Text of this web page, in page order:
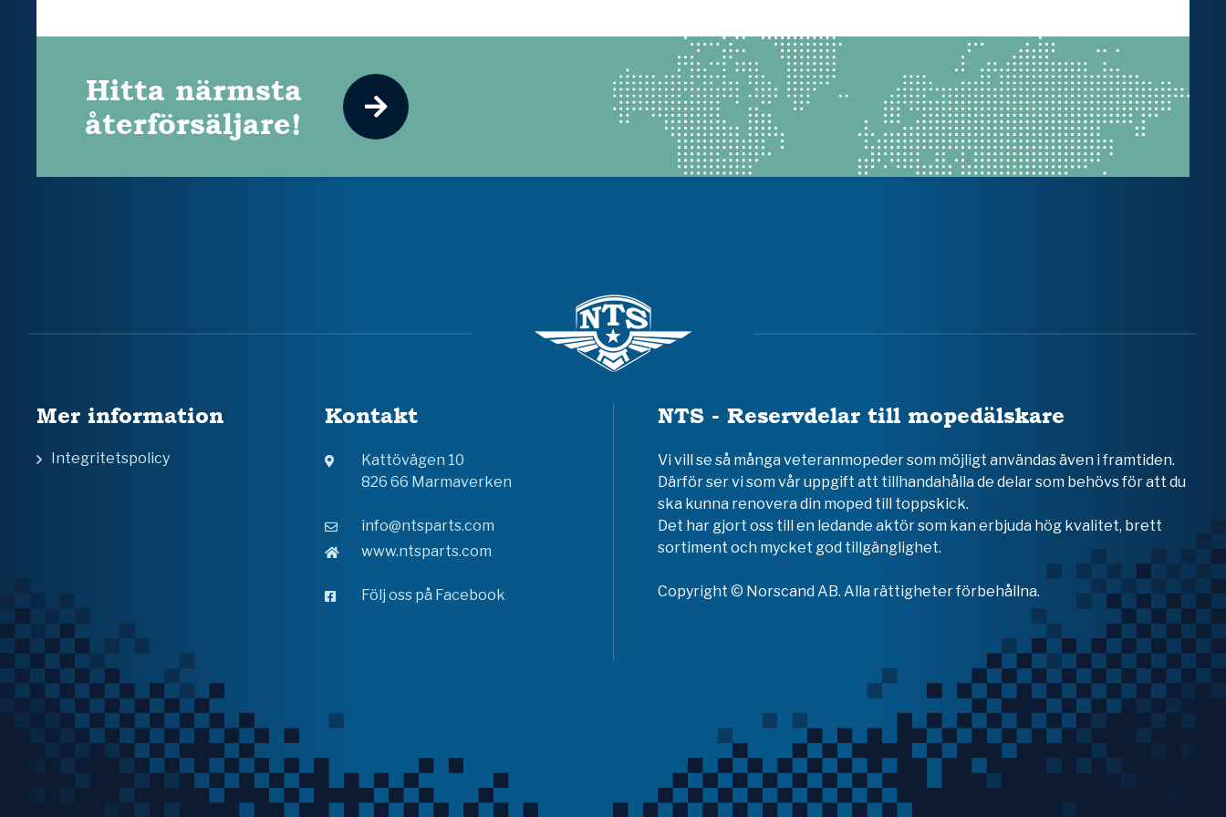
Hitta närmsta
återförsäljare!
Mer information
Integritetspolicy
Kontakt
Kattövägen 10
826 66 Marmaverken
info@ntsparts.com
www.ntsparts.com
Följ oss på Facebook
NTS - Reservdelar till mopedälskare
Vi vill se så många veteranmopeder som möjligt användas även i framtiden.
Därför ser vi som vår uppgift att tillhandahålla de delar som behövs för att du
ska kunna renovera din moped till toppskick.
Det har gjort oss till en ledande aktör som kan erbjuda hög kvalitet, brett
sortiment och mycket god tillgänglighet.
Copyright © Norscand AB. Alla rättigheter förbehållna.